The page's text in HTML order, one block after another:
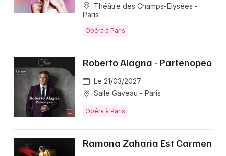
Théâtre des Champs-Elysées -
Paris
Opéra à Paris
Roberto Alagna - Partenopeo
Le 21/03/2027
Salle Gaveau - Paris
Opéra à Paris
Ramona Zaharia Est Carmen